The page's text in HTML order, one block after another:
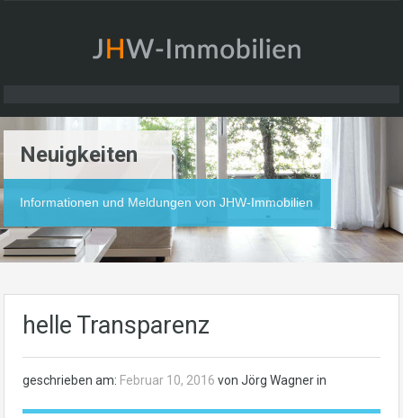
Neuigkeiten
Informationen und Meldungen von JHW-Immobilien
helle Transparenz
geschrieben am: Februar 10, 2016 von Jörg Wagner in